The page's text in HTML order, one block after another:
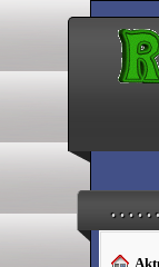
. . . . .